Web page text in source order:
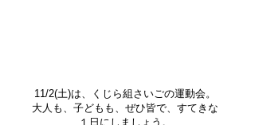
11/2(土)は、くじら組さいごの運動会。
大人も、子どもも、ぜひ皆で、すてきな
１日にしましょう。